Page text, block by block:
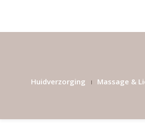
Huidverzorging Massage &